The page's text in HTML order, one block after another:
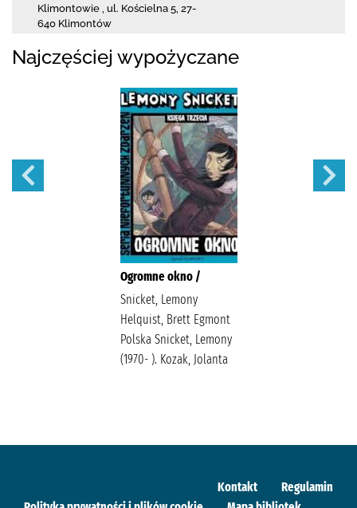
Klimontowie ul. Kościelna 5 27-
640 Klimontów
Najczęściej wypożyczane
Ogromne okno /
Snicket, Lemony
Helquist, Brett Egmont
Polska Snicket, Lemony
(1970- ). Kozak, Jolanta
Kontakt
Regulamin